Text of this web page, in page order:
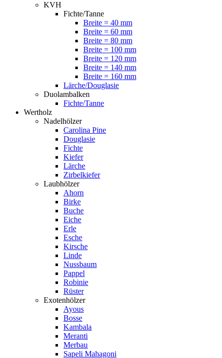
KVH
Fichte/Tanne
Breite = 40 mm
Breite = 60 mm
Breite = 80 mm
Breite = 100 mm
Breite = 120 mm
Breite = 140 mm
Breite = 160 mm
Lärche/Douglasie
Duolambalken
Fichte/Tanne
Wertholz
Nadelhölzer
Carolina Pine
Douglasie
Fichte
Kiefer
Lärche
Zirbelkiefer
Laubhölzer
Ahorn
Birke
Buche
Eiche
Erle
Esche
Kirsche
Linde
Nussbaum
Pappel
Robinie
Rüster
Exotenhölzer
Ayous
Bosse
Kambala
Meranti
Merbau
Sapeli Mahagoni